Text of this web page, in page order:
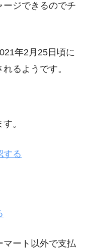
ジできるのでチ
年2月25日頃に
るようです。
。
する
ート以外で支払